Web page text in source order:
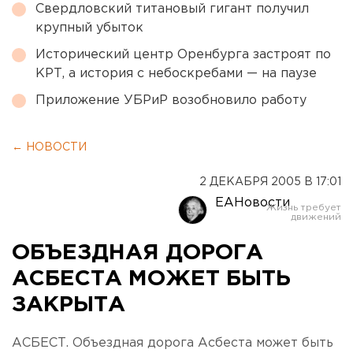
Свердловский титановый гигант получил
крупный убыток
Исторический центр Оренбурга застроят по
КРТ, а история с небоскребами — на паузе
Приложение УБРиР возобновило работу
← НОВОСТИ
2 ДЕКАБРЯ 2005 В 17:01
ЕАНовости
ОБЪЕЗДНАЯ ДОРОГА
АСБЕСТА МОЖЕТ БЫТЬ
ЗАКРЫТА
АСБЕСТ. Объездная дорога Асбеста может быть